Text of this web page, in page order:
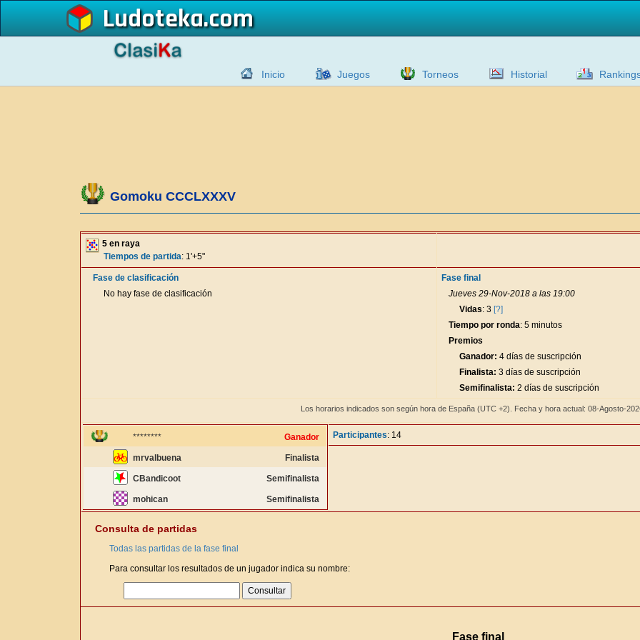
Ludoteka
Inicio Juegos Torneos Historial
Gomoku CCCLXXXV
5 en raya
Tiempos de partida: 1'+5"
Fase de clasificación
No hay fase de clasificación
Fase final
Jueves 29-Nov-2018 a las 19:00
Vidas: 3 [?]
Tiempo por ronda: 5 minutos
Premios
Ganador: 4 días de suscripción
Finalista: 3 días de suscripción
Semifinalista: 2 días de suscripción
Los horarios indicados son según hora de España (UTC +2). Fecha y hora actual: 08-Agosto-
******** Ganador
mrvalbuena Finalista
CBandicoot Semifinalista
mohican Semifinalista
Participantes: 14
Consulta de partidas
Todas las partidas de la fase final
Para consultar los resultados de un jugador indica su nombre:
Fase final